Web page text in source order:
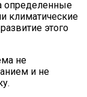
определенные
климатические
этого
не
и не